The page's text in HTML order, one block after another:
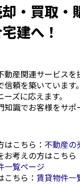
・買取
建へ！
産関連サービスを
頼を築いていま
ズに応えます。
識でお客様をサポ
はこちら： 不動産の
考えの方はこちら
一覧ページ
こちら： 賃貸物件一